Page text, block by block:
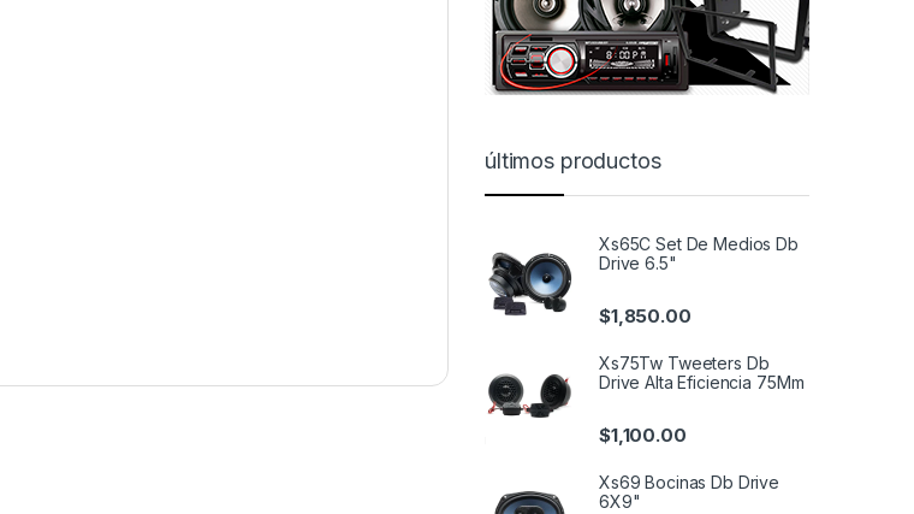
últimos productos
Xs65C Set De Medios Db
Drive 6.5"
$1,850.00
Xs75Tw Tweeters Db
Drive Alta Eficiencia 75Mm
$1,100.00
Xs69 Bocinas Db Drive
6X9"